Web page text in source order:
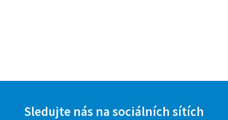
Sledujte nás na sociálních sítích